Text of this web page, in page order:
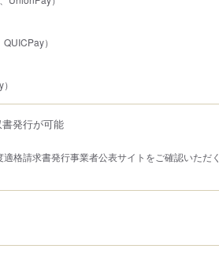
）
発行が可能
格請求書発行事業者公表サイトをご確認いただく